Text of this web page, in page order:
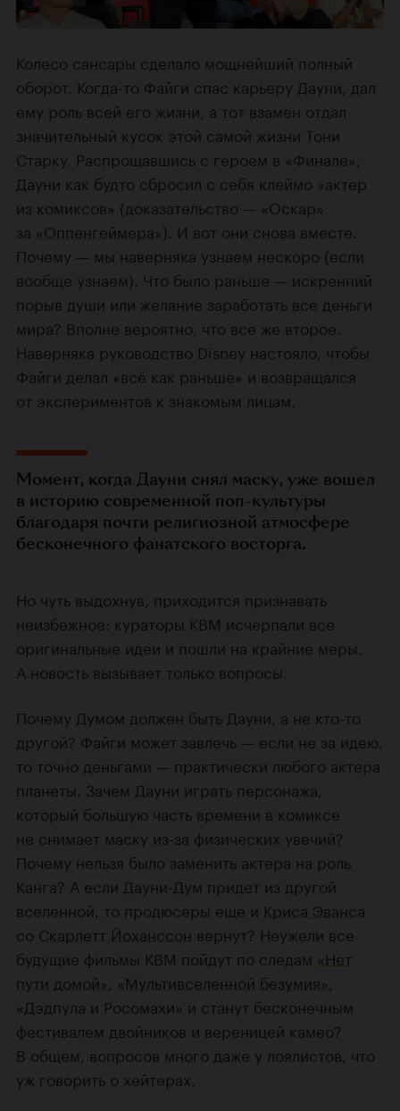
Колесо сансары сделало мощнейший полный
оборот. Когда-то Файги спас карьеру Дауни, дал
ему роль всей его жизни, а тот взамен отдал
значительный кусок этой самой жизни Тони
Старку. Распрощавшись с героем в «Финале»,
Дауни как будто сбросил с себя клеймо «актер
из комиксов» (доказательство — «Оскар»
за «Оппенгеймера»). И вот они снова вместе.
Почему — мы наверняка узнаем нескоро (если
вообще узнаем). Что было раньше — искренний
порыв души или желание заработать все деньги
мира? Вполне вероятно, что все же второе.
Наверняка руководство Disney настояло, чтобы
Файги делал «всё как раньше» и возвращался
от экспериментов к знакомым лицам.
Момент, когда Дауни снял маску, уже вошел
в историю современной поп-культуры
благодаря почти религиозной атмосфере
бесконечного фанатского восторга.
Но чуть выдохнув, приходится признавать
неизбежное: кураторы КВМ исчерпали все
оригинальные идеи и пошли на крайние меры.
А новость вызывает только вопросы.
Почему Думом должен быть Дауни, а не кто-то
другой? Файги может завлечь — если не за идею,
то точно деньгами — практически любого актера
планеты. Зачем Дауни играть персонажа,
который большую часть времени в комиксе
не снимает маску из-за физических увечий?
Почему нельзя было заменить актера на роль
Канга? А если Дауни-Дум придет из другой
вселенной, то продюсеры еще и Криса Эванса
со Скарлетт Йоханссон вернут? Неужели все
будущие фильмы КВМ пойдут по следам «Нет
пути домой», «Мультивселенной безумия»,
«Дэдпула и Росомахи» и станут бесконечным
фестивалем двойников и вереницей камео?
В общем, вопросов много даже у лоялистов, что
уж говорить о хейтерах.